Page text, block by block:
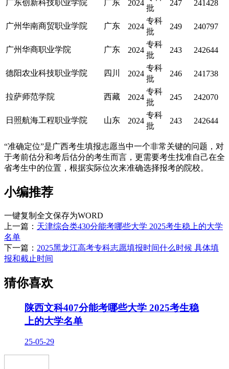
广东创新科技职业学院 广东 2024
批
247 241428
广州华南商贸职业学院 广东 2024
专科
批
249 240797
广州华商职业学院 广东 2024
专科
批
243 242644
德阳农业科技职业学院 四川 2024
专科
批
246 241738
拉萨师范学院 西藏 2024
专科
批
245 242070
日照航海工程职业学院 山东 2024
专科
批
243 242644
“准确定位”是广西考生填报志愿当中一个非常关键的问题，对
于考前估分和考后估分的考生而言，更需要考生找准自己在全
省考生中的位置，根据实际位次来准确选择报考的院校。
小编推荐
一键复制全文保存为WORD
上一篇： 天津综合类430分能考哪些大学 2025考生稳上的大学
名单
下一篇： 2025黑龙江高考专科志愿填报时间什么时候 具体填
报和截止时间
猜你喜欢
陕西文科407分能考哪些大学 2025考生稳
上的大学名单
25-05-29